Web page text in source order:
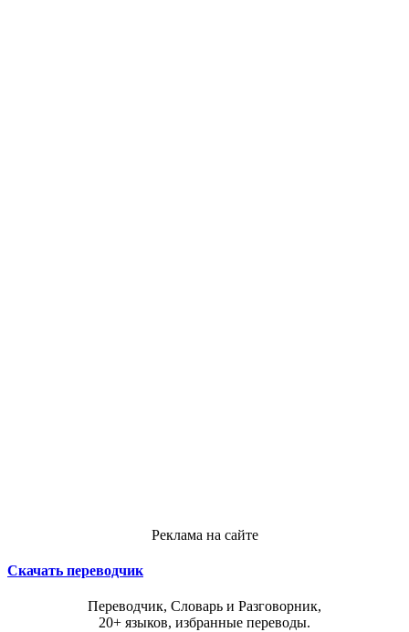
Реклама на сайте
Скачать переводчик
Переводчик, Словарь и Разговорник,
20+ языков, избранные переводы.